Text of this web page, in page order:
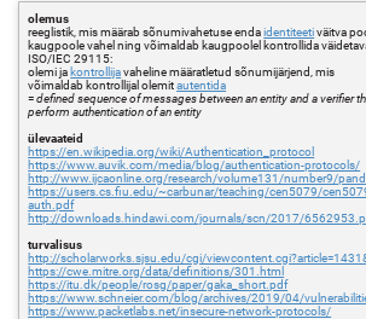
olemus
reeglistik, mis määrab sõnumivahetuse endaidentiteetiväitva
kaugpoole vahel ning võimaldab kaugpoolel kontrollida
ISO/IEC 29115:
olemi ja kontrollijavaheline määratletud sõnumijärjend, mis
võimaldab kontrollijal olemitautentida
=defined sequence of messages between an entity and a verifier
perform authentication of an entity
ülevaateid
https://en.wikipedia.org/wiki/Authentication_protocol
https://www.auvik.com/media/blog/authentication-protocols/
http://www.ijcaonline.org/research/volume131/number9/
https://users.cs.fiu.edu/~carbunar/teaching/cen5079/
auth.pdf
http://downloads.hindawi.com/journals/scn/2017/
turvalisus
http://scholarworks.sjsu.edu/cgi/
https://cwe.mitre.org/data/definitions/301.html
https://itu.dk/people/rosg/paper/gaka_short.pdf
https://www.schneier.com/blog/archives/2019/04/
https://www.packetlabs.net/insecure-network-protocols/